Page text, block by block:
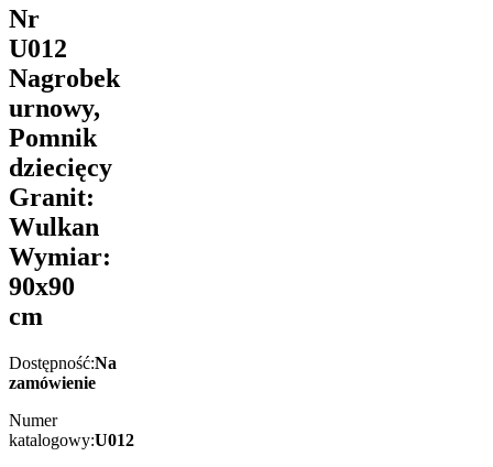
Nr
U012
Nagrobek
urnowy,
Pomnik
dziecięcy
Granit:
Wulkan
Wymiar:
90x90
cm
Dostępność:Na
zamówienie
Numer
katalogowy:U012